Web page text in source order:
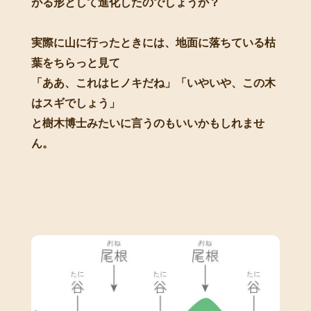
実際に山に行ったときには、地面に落ちている枯
葉をちらっと見て
「ああ、これはヒノキだね」「いやいや、この木
はスギでしょう」
と樹木博士みたいに言うのもいいかもしれませ
ん。